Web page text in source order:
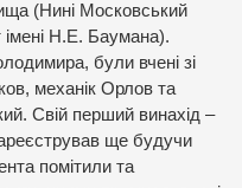
(Нині Московський
імені Н.Е. Баумана).
були вчені зі
механік Орлов та
Свій перший винахід –
ще будучи
помітили та